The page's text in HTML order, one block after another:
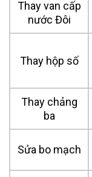
Thay van cấp
nước Đôi
Thay hộp số
Thay chảng
ba
Sửa bo mạch